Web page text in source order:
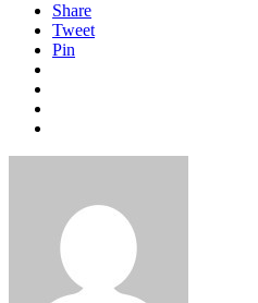
Share
Tweet
Pin